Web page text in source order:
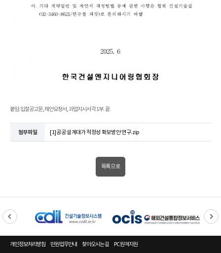
붙임: 입찰공고문, 제안요청서, 과업지시서 각 1부. 끝.
첨부파일 [1]공공 설계대가 적정성 확보방안 연구.zip
목록으로
개인정보처리방침 민원업무안내 찾아오시는 길 PC 원격지원